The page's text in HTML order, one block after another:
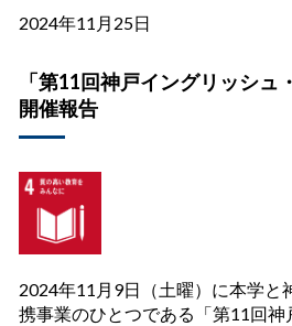
2024年11月25日
「第11回神戸イングリッシュ
開催報告
2024年11月9日（土曜）に本学と
携事業のひとつである「第11回神